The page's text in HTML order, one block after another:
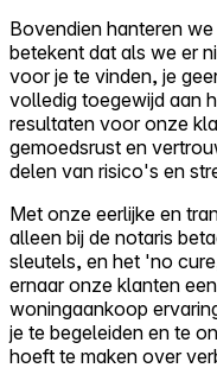
Bovendien hanteren
betekent dat als we er
voor je te vinden, je
volledig toegewijd aan
resultaten voor onze
gemoedsrust en
delen van risico's en
Met onze eerlijke en
alleen bij de notaris
sleutels, en het 'no
ernaar onze klanten
woningaankoop
je te begeleiden en te
hoeft te maken over